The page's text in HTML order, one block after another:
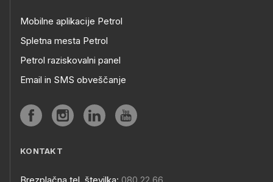
Mobilne aplikacije Petrol
Spletna mesta Petrol
Petrol raziskovalni panel
Email in SMS obveščanje
KONTAKT